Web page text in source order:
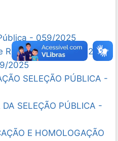
- 059/2025
Referência - 059/2025
2025
SELEÇÃO PÚBLICA -
SELEÇÃO PÚBLICA -
E HOMOLOGAÇÃO